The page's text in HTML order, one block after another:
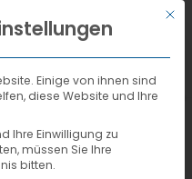
DEUTSCHMit
Einige von ihnen sind
diese Website und Ihre
Ihre Einwilligung zu
müssen Sie Ihre
bitten.